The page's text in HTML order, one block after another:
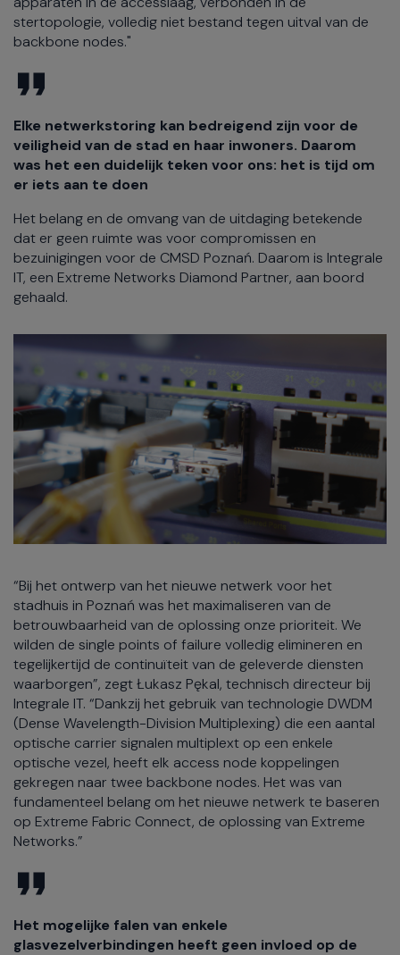
stertopologie, volledig niet bestand tegen uitval van de
backbone nodes."
Elke netwerkstoring kan bedreigend zijn voor de
veiligheid van de stad en haar inwoners. Daarom
was het een duidelijk teken voor ons: het is tijd om
er iets aan te doen
Het belang en de omvang van de uitdaging betekende
dat er geen ruimte was voor compromissen en
bezuinigingen voor de CMSD Poznań. Daarom is Integrale
IT, een Extreme Networks Diamond Partner, aan boord
gehaald.
“Bij het ontwerp van het nieuwe netwerk voor het
stadhuis in Poznań was het maximaliseren van de
betrouwbaarheid van de oplossing onze prioriteit. We
wilden de single points of failure volledig elimineren en
tegelijkertijd de continuïteit van de geleverde diensten
waarborgen”, zegt Łukasz Pękal, technisch directeur bij
Integrale IT. “Dankzij het gebruik van technologie DWDM
(Dense Wavelength-Division Multiplexing) die een aantal
optische carrier signalen multiplext op een enkele
optische vezel, heeft elk access node koppelingen
gekregen naar twee backbone nodes. Het was van
fundamenteel belang om het nieuwe netwerk te baseren
op Extreme Fabric Connect, de oplossing van Extreme
Networks.”
Het mogelijke falen van enkele
glasvezelverbindingen heeft geen invloed op de